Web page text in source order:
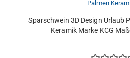
Sparschwein 3D Design Urlaub
Keramik Marke KCG